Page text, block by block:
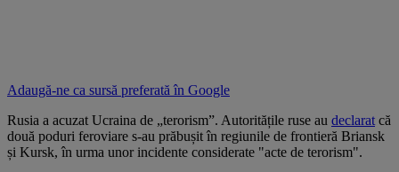
Adaugă-ne ca sursă preferată în Google
Rusia a acuzat Ucraina de „terorism”. Autoritățile ruse au declarat că
două poduri feroviare s-au prăbușit în regiunile de frontieră Briansk
și Kursk, în urma unor incidente considerate "acte de terorism".